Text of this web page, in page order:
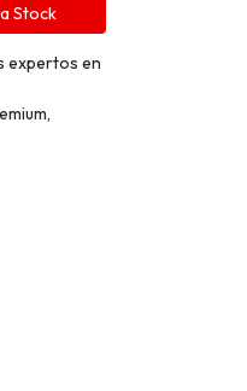
Stock
expertos en